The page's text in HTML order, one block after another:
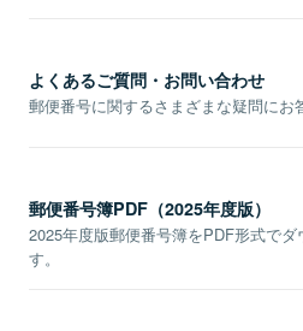
よくあるご質問・お問い合わせ
郵便番号に関するさまざまな疑問にお
郵便番号簿PDF（2025年度版）
2025年度版郵便番号簿をPDF形式でダ
す。